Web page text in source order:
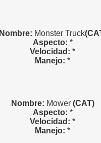
Nombre: Monster Truck
Aspecto: *
Velocidad: *
Manejo: *
Nombre: Mower (CAT)
Aspecto: *
Velocidad: *
Manejo: *